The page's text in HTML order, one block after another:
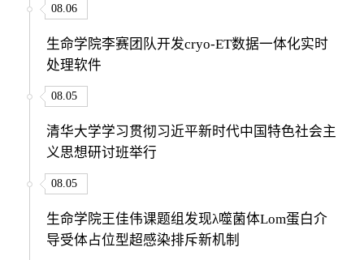
08.06
生命学院李赛团队开发cryo-ET数据一体化实时
处理软件
08.05
清华大学学习贯彻习近平新时代中国特色社会主
义思想研讨班举行
08.05
生命学院王佳伟课题组发现λ噬菌体Lom蛋白介
导受体占位型超感染排斥新机制